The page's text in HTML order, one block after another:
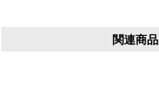
関連商品